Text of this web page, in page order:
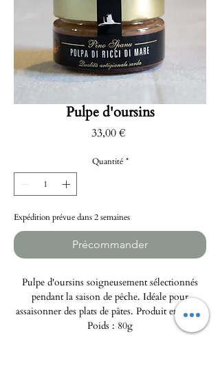
Pulpe d'oursins
33,00 €Prix
Quantité *
Expédition prévue dans 2 semaines
Précommander
Pulpe d'oursins soigneusement sélectionnés
pendant la saison de pêche. Idéale pour
assaisonner des plats de pâtes. Produit en Italie.
Poids : 80g